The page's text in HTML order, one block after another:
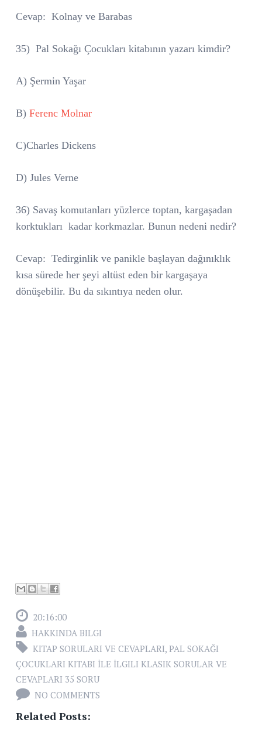
Cevap: Kolnay ve Barabas
35) Pal Sokağı Çocukları kitabının yazarı kimdir?
A) Şermin Yaşar
B) Ferenc Molnar
C)Charles Dickens
D) Jules Verne
36) Savaş komutanları yüzlerce toptan, kargaşadan
korktukları kadar korkmazlar. Bunun nedeni nedir?
Cevap: Tedirginlik ve panikle başlayan dağınıklık
kısa sürede her şeyi altüst eden bir kargaşaya
dönüşebilir. Bu da sıkıntıya neden olur.
20:16:00
HAKKINDA BILGI
KITAP SORULARI VE CEVAPLARI, PAL SOKAĞI
ÇOCUKLARI KITABI İLE İLGILI KLASIK SORULAR VE
CEVAPLARI 35 SORU
NO COMMENTS
Related Posts: